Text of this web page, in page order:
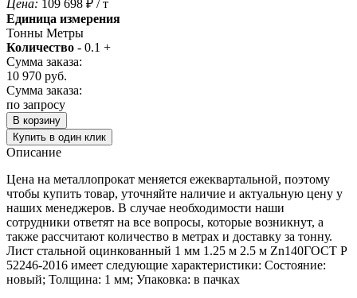
Цена: 109 698 ₽ / т
Единица измерения
Тонны Метры
Количество - 0.1 +
Сумма заказа:
10 970 руб.
Сумма заказа:
по запросу
В корзину
Купить в один клик
Описание
Цена на металлопрокат меняется ежеквартальной, поэтому
чтобы купить товар, уточняйте наличие и актуальную цену у
наших менеджеров. В случае необходимости наши
сотрудники ответят на все вопросы, которые возникнут, а
также рассчитают количество в метрах и доставку за тонну.
Лист стальной оцинкованный 1 мм 1.25 м 2.5 м Zn140ГОСТ Р
52246-2016 имеет следующие характеристики: Состояние:
новый; Толщина: 1 мм; Упаковка: в пачках